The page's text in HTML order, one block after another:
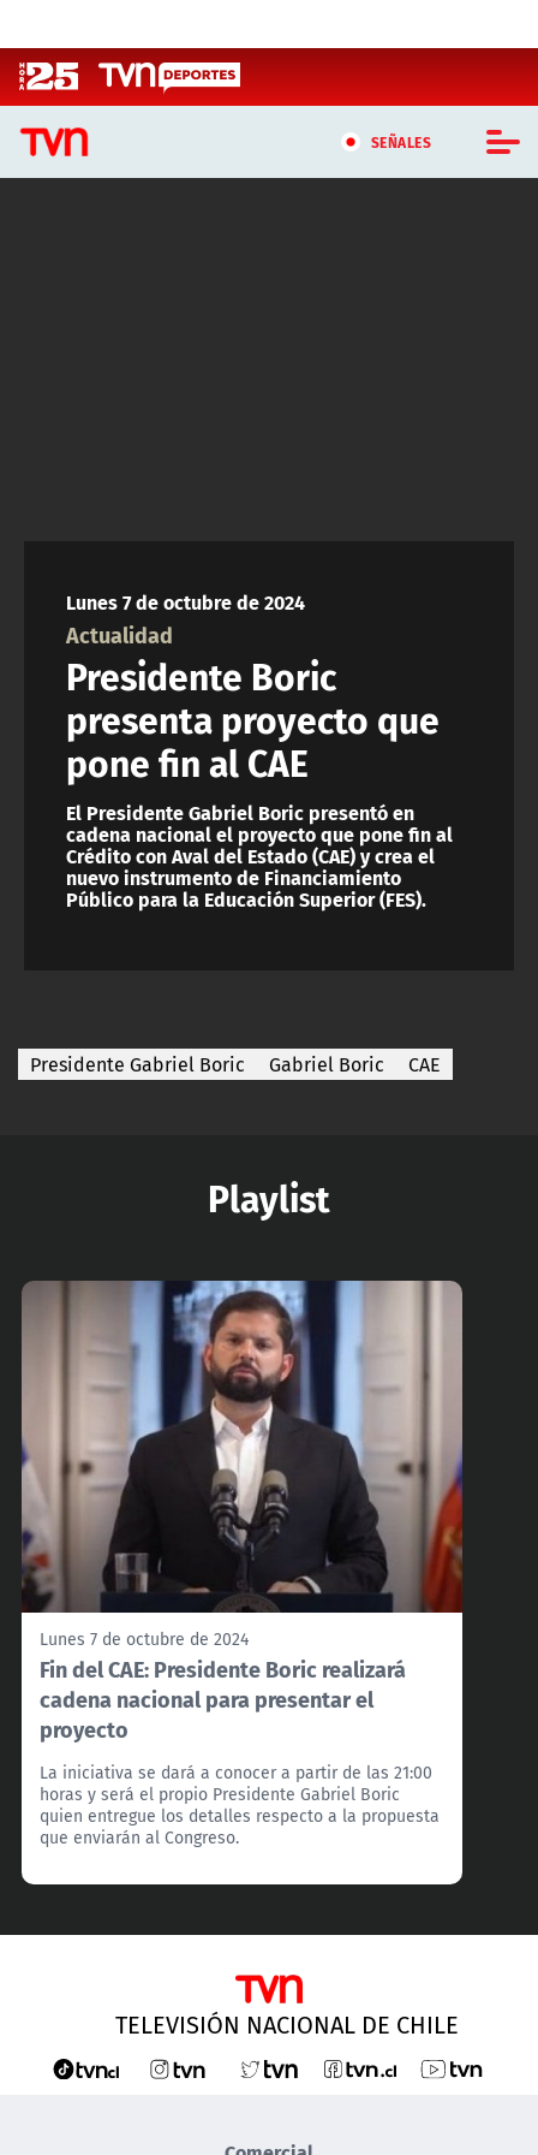
SEÑALES
ACTUALIDAD Y TENDENCIAS
CORPORATIVO Y TRANSPARENCIA
CANAL DE DENUNCIAS
ÁREA DE PROYECTOS
Lunes 7 de octubre de 2024
Actualidad
Presidente Boric
presenta proyecto que
pone fin al CAE
El Presidente Gabriel Boric presentó en
cadena nacional el proyecto que pone fin al
Crédito con Aval del Estado (CAE) y crea el
nuevo instrumento de Financiamiento
Público para la Educación Superior (FES).
Presidente Gabriel Boric Gabriel Boric CAE
Playlist
Lunes 7 de octubre de 2024
Fin del CAE: Presidente Boric realizará
cadena nacional para presentar el
proyecto
La iniciativa se dará a conocer a partir de las 21:00
horas y será el propio Presidente Gabriel Boric
quien entregue los detalles respecto a la propuesta
que enviarán al Congreso.
TELEVISIÓN NACIONAL DE CHILE